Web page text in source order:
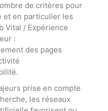
de critères pour
et en particulier les
Vital / Expérience
:
des pages
prise en compte
les réseaux